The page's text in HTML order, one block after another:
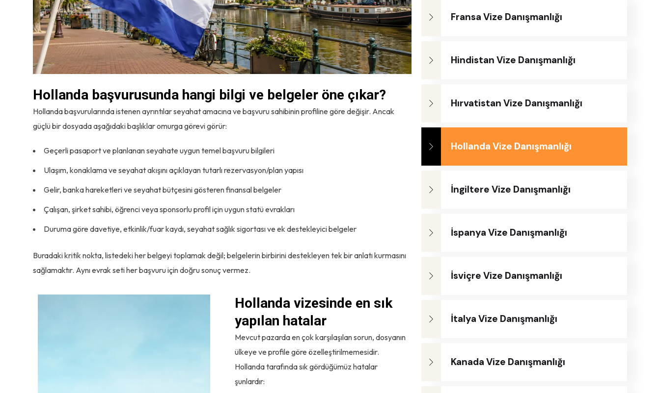
Hollanda başvurusunda hangi bilgi ve belgeler öne çıkar?
Hollanda başvurularında istenen ayrıntılar seyahat amacına ve başvuru sahibinin profiline göre değişir. Ancak
güçlü bir dosyada aşağıdaki başlıklar omurga görevi görür:
Geçerli pasaport ve planlanan seyahate uygun temel başvuru bilgileri
Ulaşım, konaklama ve seyahat akışını açıklayan tutarlı rezervasyon/plan yapısı
Gelir, banka hareketleri ve seyahat bütçesini gösteren finansal belgeler
Çalışan, şirket sahibi, öğrenci veya sponsorlu profil için uygun statü evrakları
Duruma göre davetiye, etkinlik/fuar kaydı, seyahat sağlık sigortası ve ek destekleyici belgeler
Buradaki kritik nokta, listedeki her belgeyi toplamak değil; belgelerin birbirini destekleyen tek bir anlatı kurmasını
sağlamaktır. Aynı evrak seti her başvuru için doğru sonuç vermez.
Hollanda vizesinde en sık
yapılan hatalar
Mevcut pazarda en çok karşılaşılan sorun, dosyanın
ülkeye ve profile göre özelleştirilmemesidir.
Hollanda tarafında sık gördüğümüz hatalar
şunlardır:
Fransa Vize Danışmanlığı
Hindistan Vize Danışmanlığı
Hırvatistan Vize Danışmanlığı
Hollanda Vize Danışmanlığı
İngiltere Vize Danışmanlığı
İspanya Vize Danışmanlığı
İsviçre Vize Danışmanlığı
İtalya Vize Danışmanlığı
Kanada Vize Danışmanlığı